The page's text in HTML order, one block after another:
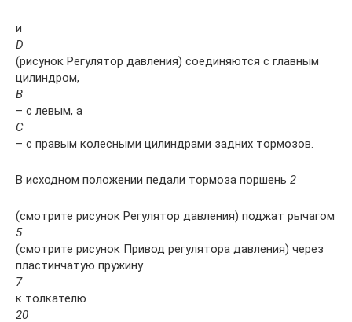
и
D
(рисунок Регулятор давления) соединяются с главным
цилиндром,
В
– с левым, а
С
– с правым колесными цилиндрами задних тормозов.
В исходном положении педали тормоза поршень 2
(смотрите рисунок Регулятор давления) поджат рычагом
5
(смотрите рисунок Привод регулятора давления) через
пластинчатую пружину
7
к толкателю
20